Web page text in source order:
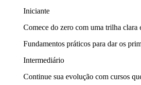
Iniciante
Comece do zero com uma trilha clara
Fundamentos práticos para dar os
Intermediário
Continue sua evolução com cursos